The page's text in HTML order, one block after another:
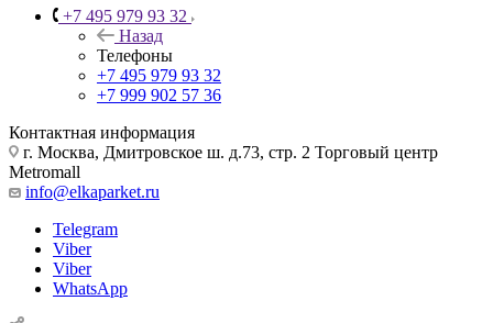
+7 495 979 93 32
Назад
Телефоны
+7 495 979 93 32
+7 999 902 57 36
Контактная информация
г. Москва, Дмитровское ш. д.73, стр. 2 Торговый центр
Metromall
info@elkaparket.ru
Telegram
Viber
Viber
WhatsApp